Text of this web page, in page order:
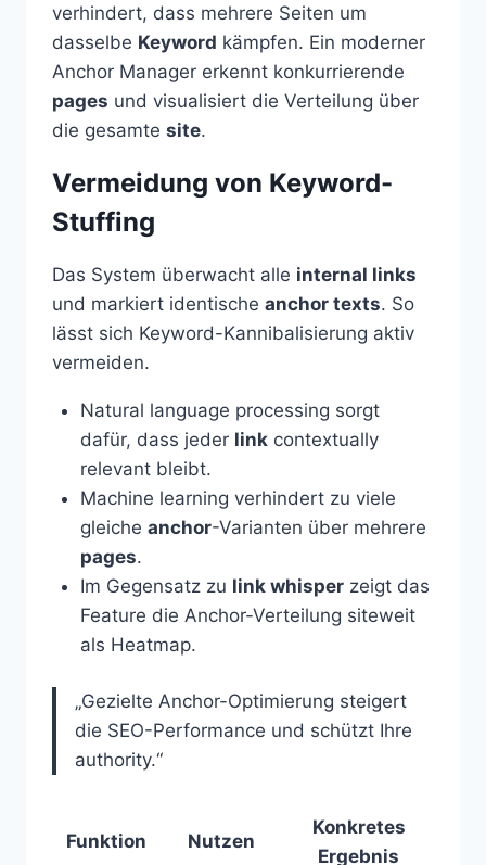
verhindert, dass mehrere Seiten um
dasselbe Keyword kämpfen. Ein moderner
Anchor Manager erkennt konkurrierende
pages und visualisiert die Verteilung über
die gesamte site.
Vermeidung von Keyword-
Stuffing
Das System überwacht alle internal links
und markiert identische anchor texts. So
lässt sich Keyword-Kannibalisierung aktiv
vermeiden.
Natural language processing sorgt
dafür, dass jeder linkcontextually
relevant bleibt.
Machine learning verhindert zu viele
gleiche anchor-Varianten über mehrere
pages.
Im Gegensatz zu link whisperzeigt das
Feature die Anchor-Verteilung siteweit
als Heatmap.
„Gezielte Anchor-Optimierung steigert
die SEO-Performance und schützt Ihre
authority.“
Funktion Nutzen
Konkretes
Ergebnis